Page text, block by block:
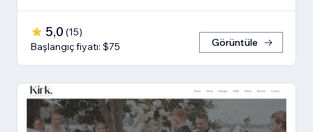
5,0 (15)
Başlangıç fiyatı: $75
Görüntüle